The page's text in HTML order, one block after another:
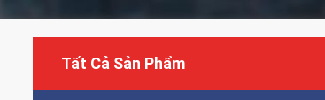
Tất Cả Sản Phẩm